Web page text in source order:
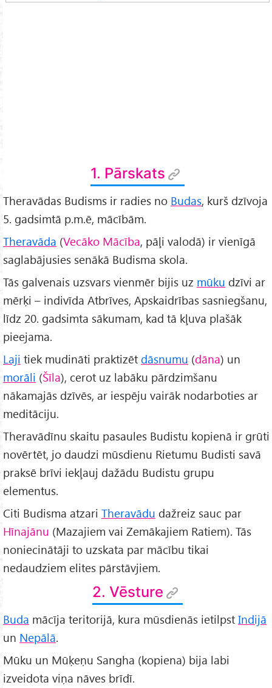
1. Pārskats
Theravādas Budisms ir radies no Budas, kurš dzīvoja
5. gadsimtā p.m.ē, mācībām.
Theravāda (Vecāko Mācība, pāļi valodā) ir vienīgā
saglabājusies senākā Budisma skola.
Tās galvenais uzsvars vienmēr bijis uz mūku dzīvi ar
mērķi – indivīda Atbrīves, Apskaidrības sasniegšanu,
līdz 20. gadsimta sākumam, kad tā kļuva plašāk
pieejama.
Laji tiek mudināti praktizēt dāsnumu (dāna) un
morāli (Šīla), cerot uz labāku pārdzimšanu
nākamajās dzīvēs, ar iespēju vairāk nodarboties ar
meditāciju.
Theravādīnu skaitu pasaules Budistu kopienā ir grūti
novērtēt, jo daudzi mūsdienu Rietumu Budisti savā
praksē brīvi iekļauj dažādu Budistu grupu
elementus.
Citi Budisma atzari Theravādu dažreiz sauc par
Hīnajānu (Mazajiem vai Zemākajiem Ratiem). Tās
noniecinātāji to uzskata par mācību tikai
nedaudziem elites pārstāvjiem.
2. Vēsture
Buda mācīja teritorijā, kura mūsdienās ietilpst Indijā
un Nepālā.
Mūku un Mūķeņu Sangha (kopiena) bija labi
izveidota viņa nāves brīdī.